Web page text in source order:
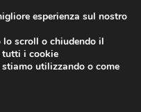
esperienza sul nostro
scroll o chiudendo il
tutti i cookie
utilizzando o come